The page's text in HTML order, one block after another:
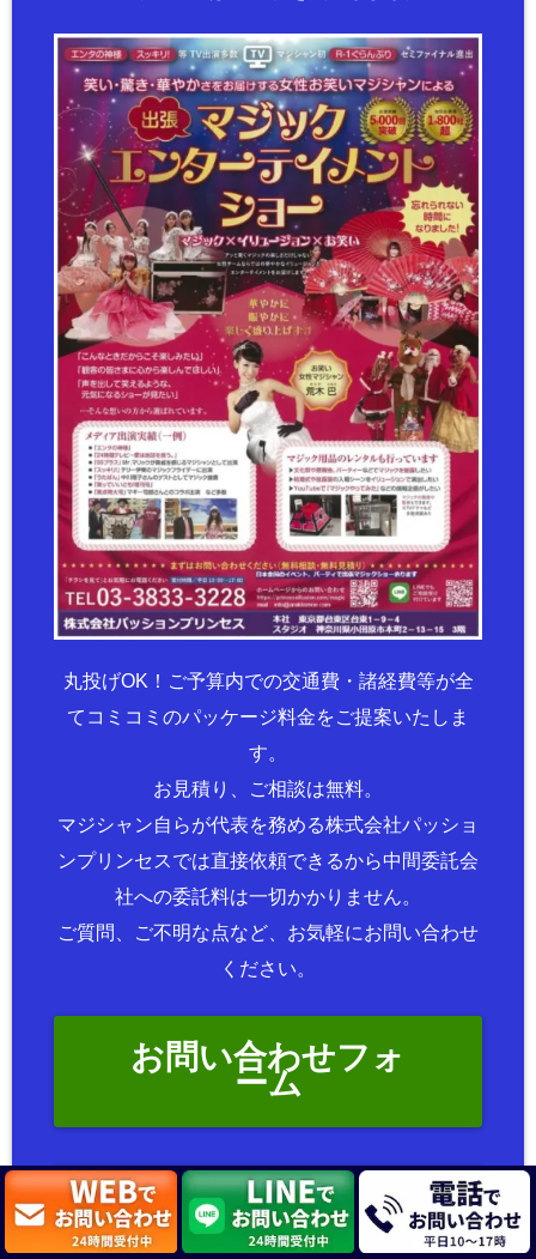
丸投げOK！ご予算内での交通費・諸経費等が全
てコミコミのパッケージ料金をご提案いたしま
す。
お見積り、ご相談は無料。
マジシャン自らが代表を務める株式会社パッショ
ンプリンセスでは直接依頼できるから中間委託会
社への委託料は一切かかりません。
ご質問、ご不明な点など、お気軽にお問い合わせ
ください。
お問い合わせフォ
ーム
電話でお問い合わ
せする